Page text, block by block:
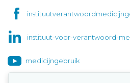
instituut-voor-verantwoord-
medicijngebruik